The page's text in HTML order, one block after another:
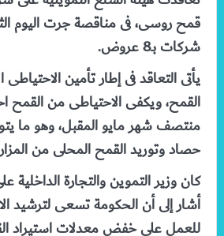
شركات بـ8 عروض.
يأتى التعاقد فى إطار تأمين
القمح، ويكفى الاحتياطى من القمح
منتصف شهر مايو المقبل، وهو ما
حصاد وتوريد القمح المحلى من
كان وزير التموين والتجارة
أشار إلى أن الحكومة تسعى لترشيد
للعمل على خفض معدلات استيراد